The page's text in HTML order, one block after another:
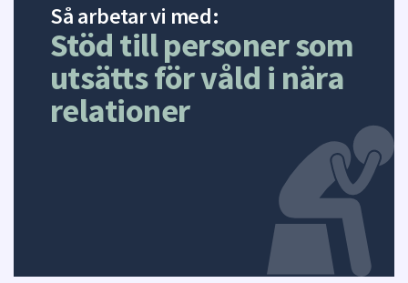
Så arbetar vi med:
Stöd till personer som
utsätts för våld i nära
relationer